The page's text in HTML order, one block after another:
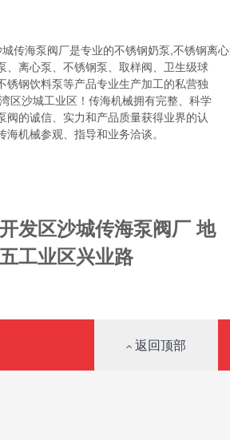
传海泵阀厂是专业的不锈钢奶泵,不锈钢离
、离心泵、不锈钢泵、取样阀、卫生级球
锈钢饮料泵等产品专业生产加工的私营独
区沙城工业区！传海机械拥有完整、科学
阀的诚信、实力和产品质量获得业界的认
机械参观、指导和业务洽谈。
发区沙城传海泵阀厂 地
工业区兴业路
返回顶部